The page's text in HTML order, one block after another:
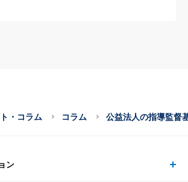
・コラム コラム 公益法人の指導監督
ン